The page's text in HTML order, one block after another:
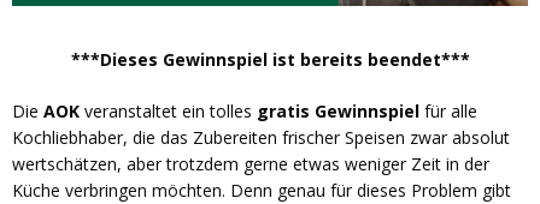
***Dieses Gewinnspiel ist bereits beendet***
Die AOK veranstaltet ein tolles gratis Gewinnspiel für alle
Kochliebhaber, die das Zubereiten frischer Speisen zwar absolut
wertschätzen, aber trotzdem gerne etwas weniger Zeit in der
Küche verbringen möchten. Denn genau für dieses Problem gibt